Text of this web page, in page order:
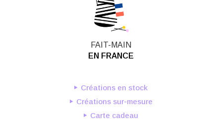
FAIT-MAIN
EN FRANCE
Créations en stock
Créations sur-mesure
Carte cadeau